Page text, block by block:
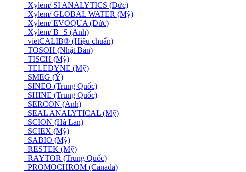
Xylem/ SI ANALYTICS (Đức)
Xylem/ GLOBAL WATER (Mỹ)
Xylem/ EVOQUA (Đức)
Xylem/ B+S (Anh)
vietCALIB® (Hiệu chuẩn)
TOSOH (Nhật Bản)
TISCH (Mỹ)
TELEDYNE (Mỹ)
SMEG (Ý)
SINEO (Trung Quốc)
SHINE (Trung Quốc)
SERCON (Anh)
SEAL ANALYTICAL (Mỹ)
SCION (Hà Lan)
SCIEX (Mỹ)
SABIO (Mỹ)
RESTEK (Mỹ)
RAYTOR (Trung Quốc)
PROMOCHROM (Canada)